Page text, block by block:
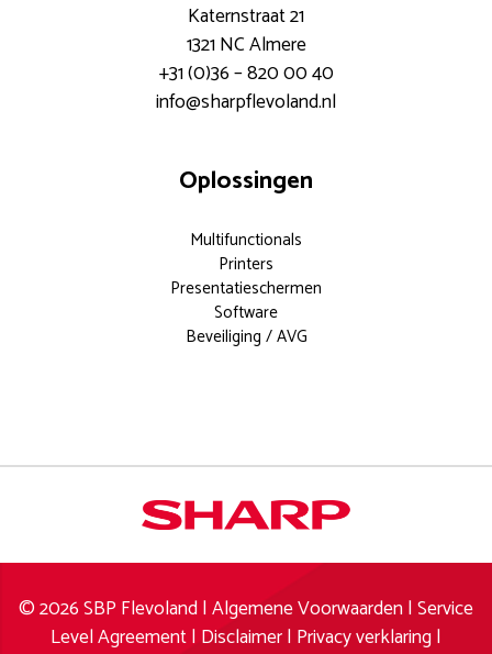
modern kantoor.Meer weten?
aanvragen
Katernstraat 21
1321 NC Almere
+31 (0)36 – 820 00 40
info@sharpflevoland.nl
Oplossingen
Multifunctionals
Printers
Presentatieschermen
Software
Beveiliging / AVG
© 2026 SBP Flevoland |Algemene Voorwaarden|Service
Level Agreement| Disclaimer| Privacy verklaring|